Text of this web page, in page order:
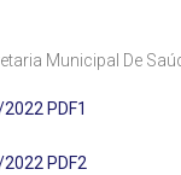
Municipal De
PDF1
PDF2